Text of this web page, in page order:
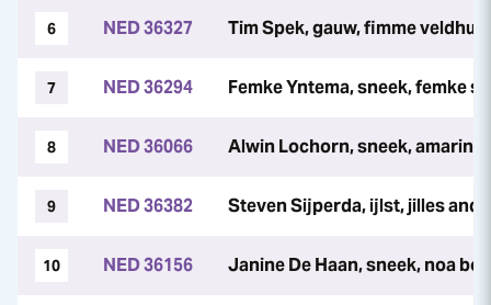
6 NED 36327 Tim Spek, gauw, fimme veldhuis
7 NED 36294 Femke Yntema, sneek, femke
8 NED 36066 Alwin Lochorn, sneek, amarins
9 NED 36382 Steven Sijperda, ijlst, jilles
10 NED 36156 Janine De Haan, sneek, noa